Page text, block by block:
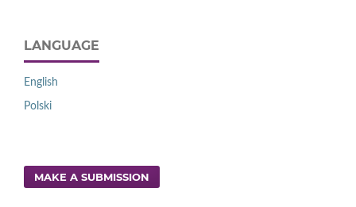
LANGUAGE
English
Polski
MAKE A SUBMISSION